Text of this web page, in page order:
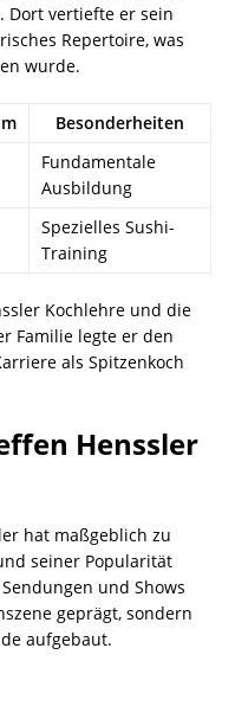
Dort vertiefte er sein
Repertoire, was
wurde.
Besonderheiten
Fundamentale
Ausbildung
Spezielles Sushi-
Training
Kochlehre und die
Familie legte er den
als Spitzenkoch
Henssler
hat maßgeblich zu
seiner Popularität
und Shows
geprägt, sondern
aufgebaut.